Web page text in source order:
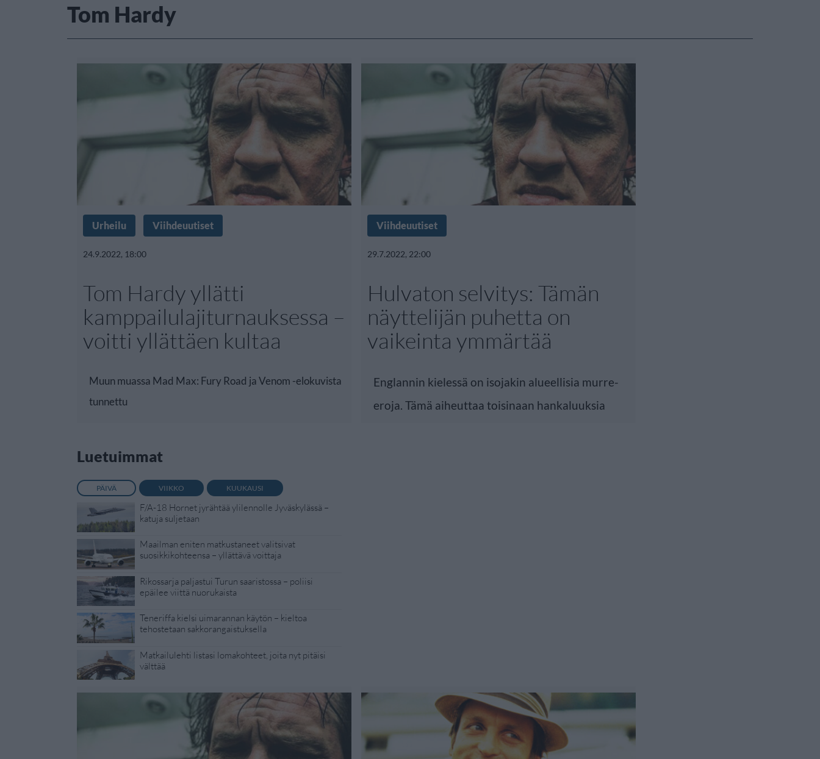
Tom Hardy
Urheilu Viihdeuutiset
24.9.2022, 18:00
Tom Hardy yllätti
kamppailulajiturnauksessa –
voitti yllättäen kultaa
Muun muassa Mad Max: Fury Road ja Venom -elokuvista
tunnettu
Viihdeuutiset
29.7.2022, 22:00
Hulvaton selvitys: Tämän
näyttelijän puhetta on
vaikeinta ymmärtää
Englannin kielessä on isojakin alueellisia murre-
eroja. Tämä aiheuttaa toisinaan hankaluuksia
Luetuimmat
PÄIVÄ VIIKKO KUUKAUSI
F/A-18 Hornet jyrähtää ylilennolle Jyväskylässä –
katuja suljetaan
Maailman eniten matkustaneet valitsivat
suosikkikohteensa – yllättävä voittaja
Rikossarja paljastui Turun saaristossa – poliisi
epäilee viittä nuorukaista
Teneriffa kielsi uimarannan käytön – kieltoa
tehostetaan sakkorangaistuksella
Matkailulehti listasi lomakohteet, joita nyt pitäisi
välttää